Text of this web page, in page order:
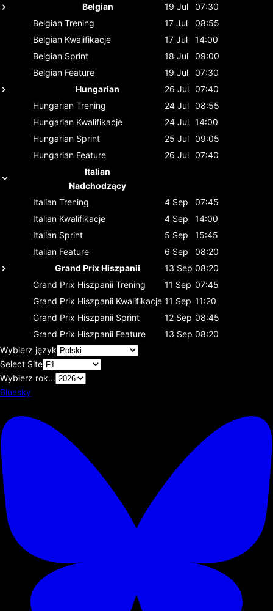
Belgian
19 Jul
07:30
Belgian Trening 17 Jul
08:55
Belgian Kwalifikacje 17 Jul
14:00
Belgian Sprint 18 Jul
09:00
Belgian Feature 19 Jul
07:30
Hungarian
26 Jul 07:40
Hungarian Trening 24 Jul 08:55
Hungarian Kwalifikacje 24 Jul 14:00
Hungarian Sprint 25 Jul 09:05
Hungarian Feature 26 Jul 07:40
Italian
Nadchodzący
Italian Trening 4 Sep
07:45
Italian Kwalifikacje 4 Sep
14:00
Italian Sprint 5 Sep
15:45
Italian Feature 6 Sep
08:20
Grand Prix Hiszpanii
13 Sep 08:20
Grand Prix Hiszpanii Trening 11 Sep 07:45
Grand Prix Hiszpanii Kwalifikacje 11 Sep 11:20
Grand Prix Hiszpanii Sprint 12 Sep 08:45
Grand Prix Hiszpanii Feature 13 Sep 08:20
Wybierz język
Select Site
Wybierz rok...
Bluesky